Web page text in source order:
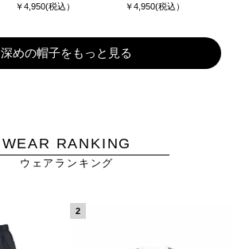
￥4,950(税込） ￥4,950(税込）
深めの帽子をもっと見る
WEAR RANKING
ウェアランキング